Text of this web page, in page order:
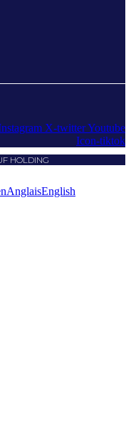
X-twitterYoutube
Icon-tiktok
HOLDING
AnglaisEnglish